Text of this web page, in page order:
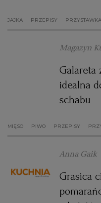
JAJKA PRZEPISY PRZYSTAWKA
Magazyn
Galareta
idealna
schabu
MIĘSO PIWO PRZEPISY
Anna Gaik
Grasica